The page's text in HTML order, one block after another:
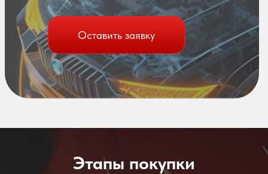
Оставить заявку
Этапы покупки